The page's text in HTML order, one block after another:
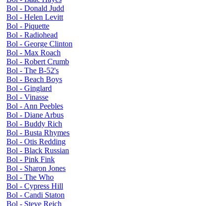
Bol - Donald Judd
Bol - Helen Levitt
Bol - Piquette
Bol - Radiohead
Bol - George Clinton
Bol - Max Roach
Bol - Robert Crumb
Bol - The B-52's
Bol - Beach Boys
Bol - Ginglard
Bol - Vinasse
Bol - Ann Peebles
Bol - Diane Arbus
Bol - Buddy Rich
Bol - Busta Rhymes
Bol - Otis Redding
Bol - Black Russian
Bol - Pink Fink
Bol - Sharon Jones
Bol - The Who
Bol - Cypress Hill
Bol - Candi Staton
Bol - Steve Reich